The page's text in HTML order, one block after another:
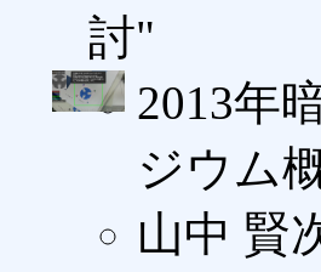
討"
2013年
ジウム
山中 賢